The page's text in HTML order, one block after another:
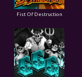
Fist Of Destruction